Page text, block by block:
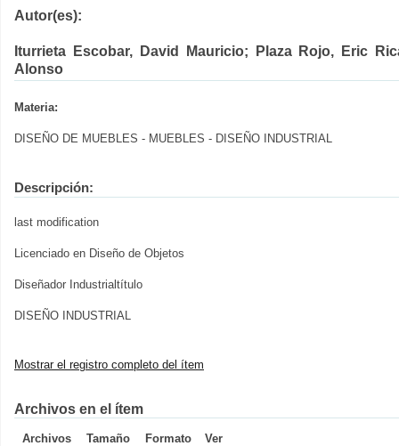
Autor(es):
Iturrieta Escobar, David Mauricio; Plaza Rojo, Eric
Alonso
Materia:
DISEÑO DE MUEBLES - MUEBLES - DISEÑO INDUSTRIAL
Descripción:
last modification
Licenciado en Diseño de Objetos
Diseñador Industrialtítulo
DISEÑO INDUSTRIAL
Mostrar el registro completo del ítem
Archivos en el ítem
Archivos Tamaño Formato
Ver